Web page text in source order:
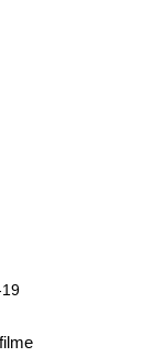
filme